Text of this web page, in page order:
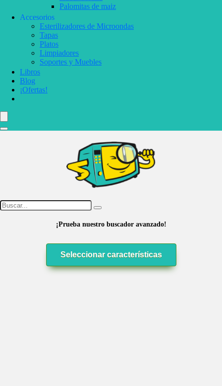
Palomitas de maiz
Accesorios
Esterilizadores de Microondas
Tapas
Platos
Limpiadores
Soportes y Muebles
Libros
Blog
¡Ofertas!
¡Prueba nuestro buscador avanzado!
Seleccionar características